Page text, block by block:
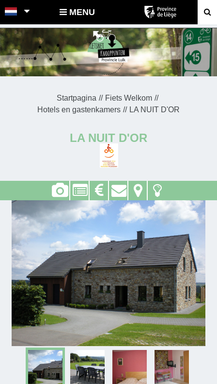
POINTS-NOEUDS MENU
Startpagina
Fiets Welkom
Hotels en gastenkamers
LA NUIT D'OR
LA NUIT D'OR